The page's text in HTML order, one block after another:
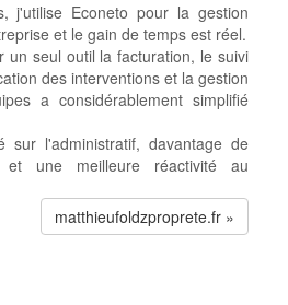
j'utilise Econeto pour la gestion
et le gain de temps est réel.
un seul outil la facturation, le suivi
des interventions et la gestion
a considérablement simplifié
sur l'administratif, davantage de
et une meilleure réactivité au
matthieufoldzproprete.fr »